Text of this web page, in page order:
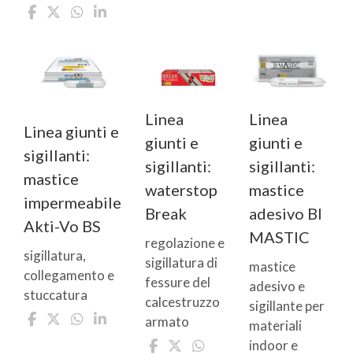
Linea giunti e
sigillanti:
mastice
impermeabile
Akti-Vo BS
sigillatura,
collegamento e
stuccatura
Linea
giunti e
sigillanti:
waterstop
Break
regolazione e
sigillatura di
fessure del
calcestruzzo
armato
Linea
giunti e
sigillanti:
mastice
adesivo BI
MASTIC
mastice
adesivo e
sigillante per
materiali
indoor e